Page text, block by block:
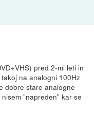
pred 2-mi leti in
na analogni 100Hz
dobre stare analogne
"napreden" kar se